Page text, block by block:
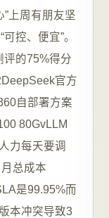
上周有朋友坚
控、便宜”。
评的75%得分
官方
自部署方案
80GvLLM
力每天要调
总成本
是99.95%而
本冲突导致3